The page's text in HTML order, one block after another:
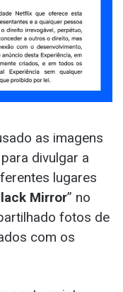
as imagens
divulgar a
lugares
Mirror” no
fotos de
com os